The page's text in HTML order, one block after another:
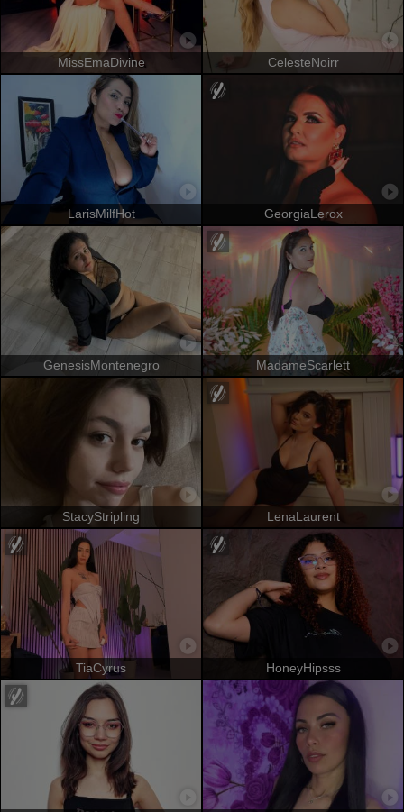
MissEmaDivine CelesteNoirr
LarisMilfHot GeorgiaLerox
GenesisMontenegro MadameScarlett
StacyStripling LenaLaurent
TiaCyrus HoneyHipsss